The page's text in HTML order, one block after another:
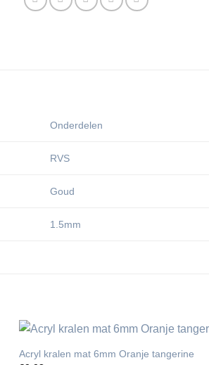
Onderdelen
RVS
Goud
1.5mm
Acryl kralen mat 6mm Oranje tangerine